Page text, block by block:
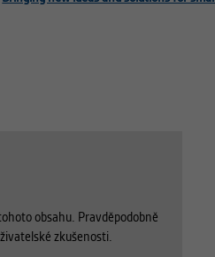
obsahu. Pravděpodobně
zkušenosti.